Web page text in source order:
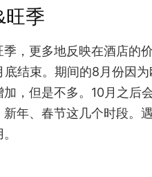
旺季
季，更多地反映在酒店的
底结束。期间的8月份因
加，但是不多。10月之后
新年、春节这几个时段。